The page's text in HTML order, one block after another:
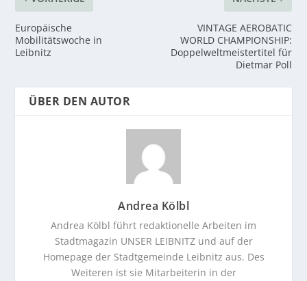
Europäische
Mobilitätswoche in
Leibnitz
VINTAGE AEROBATIC
WORLD CHAMPIONSHIP:
Doppelweltmeistertitel für
Dietmar Poll
ÜBER DEN AUTOR
Andrea Kölbl
Andrea Kölbl führt redaktionelle Arbeiten im
Stadtmagazin UNSER LEIBNITZ und auf der
Homepage der Stadtgemeinde Leibnitz aus. Des
Weiteren ist sie Mitarbeiterin in der